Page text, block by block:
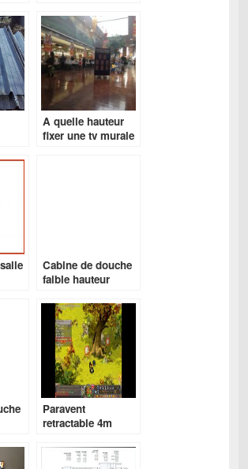
A quelle hauteur
fixer une tv murale
Cabine de douche
faible hauteur
Paravent
retractable 4m